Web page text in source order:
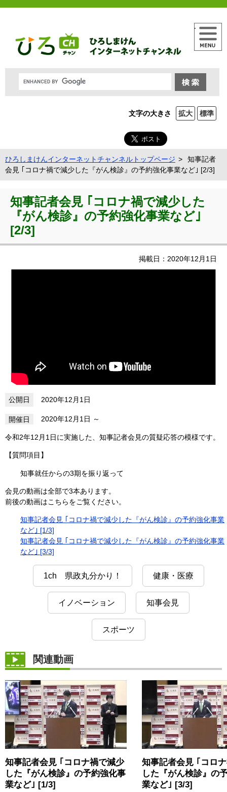
文字の大きさ 拡大 標準
メニュー
ひろしまけんインターネットチャンネルトップページ
知事記者
会見 ｢コロナ禍で減少した『がん検診』の予約強化事業など｣ [2/3]
知事記者会見 ｢コロナ禍で減少した
『がん検診』の予約強化事業など｣
[2/3]
掲載日：2020年12月1日
2020年12月1日
2020年12月1日
令和2年12月1日に実施した、知事記者会見の質疑応答の模様です。
【質問項目】
知事就任からの3期を振り返って
会見の動画は全部で3本あります。
前後の動画はこちらをご覧ください。
知事記者会見 ｢コロナ禍で減少した『がん検診』の予約強化事業
など｣ [1/3]
知事記者会見 ｢コロナ禍で減少した『がん検診』の予約強化事業
など｣ [3/3]
1ch 県政丸分かり！ 健康・医療
イノベーション 知事会見
スポーツ
関連動画
知事記者会見 ｢コロナ禍で減少
した『がん検診』の予約強化事
業など｣ [1/3]
知事記者会見 ｢コロ
した『がん検診』の
業など｣ [3/3]